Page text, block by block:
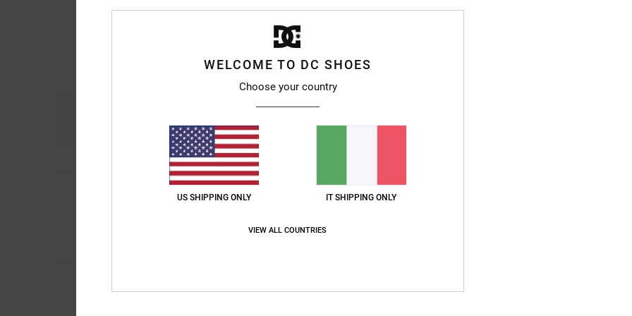
basato su
Rapporto qualità-prezzo
Caldo
Comfort : 4/5 Rapporto qualità-prezzo
4/5
Suola sottile; per il resto, una scarpa davvero bella e comoda
WELCOME TO DC SHOES
Choose your country
US SHIPPING ONLY IT SHIPPING ONLY
VIEW ALL COUNTRIES